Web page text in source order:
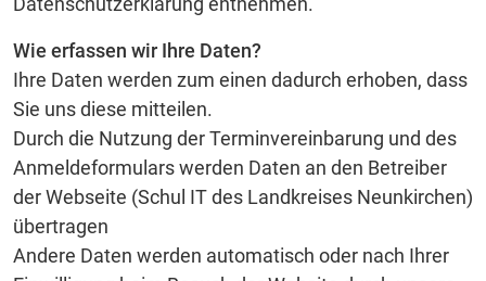
Wie erfassen wir Ihre Daten?
Ihre Daten werden zum einen dadurch erhoben, dass
Sie uns diese mitteilen.
Durch die Nutzung der Terminvereinbarung und des
Anmeldeformulars werden Daten an den Betreiber
der Webseite (Schul IT des Landkreises Neunkirchen)
übertragen
Andere Daten werden automatisch oder nach Ihrer